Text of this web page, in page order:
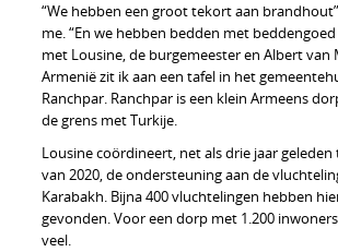
“We hebben een groot tekort aan
me. “En we hebben bedden met beddengoed
met Lousine, de burgemeester en Albert van
Armenië zit ik aan een tafel in het
Ranchpar. Ranchpar is een klein Armeens
de grens met Turkije.
Lousine coördineert, net als drie jaar
van 2020, de ondersteuning aan de
Karabakh. Bijna 400 vluchtelingen hebben
gevonden. Voor een dorp met 1.200
veel.